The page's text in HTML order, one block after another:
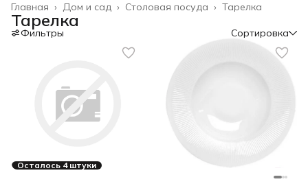
Тарелка
Столовая посуда ›
Дом и сад ›
Главная ›
Тарелка
Фильтры Сортировка
Осталось 4 штуки